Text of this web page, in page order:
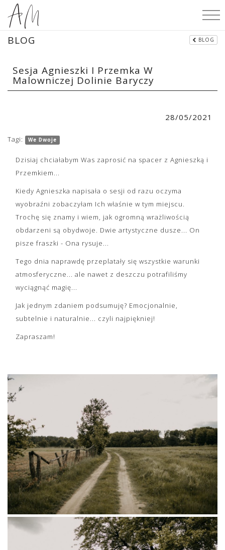
BLOG BLOG
Sesja Agnieszki I Przemka W
Malowniczej Dolinie Baryczy
28/05/2021
Tagi: We Dwoje
Dzisiaj chciałabym Was zaprosić na spacer z Agnieszką i
Przemkiem...
Kiedy Agnieszka napisała o sesji od razu oczyma
wyobraźni zobaczyłam Ich właśnie w tym miejscu.
Trochę się znamy i wiem, jak ogromną wrażliwością
obdarzeni są obydwoje. Dwie artystyczne dusze... On
pisze fraszki - Ona rysuje...
Tego dnia naprawdę przeplatały się wszystkie warunki
atmosferyczne... ale nawet z deszczu potrafiliśmy
wyciągnąć magię...
Jak jednym zdaniem podsumuję? Emocjonalnie,
subtelnie i naturalnie... czyli najpiękniej!
Zapraszam!